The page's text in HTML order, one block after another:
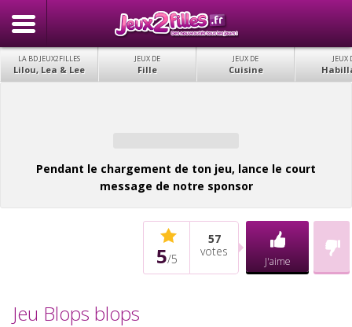
LA BD JEUX2FILLES
Lilou, Lea & Lee
JEUX DE
Fille
JEUX DE
Cuisine
JEUX
Pendant le chargement de ton jeu, lance le court
message de notre sponsor
5/5
57
votes
J'aime
Jeu Blops blops